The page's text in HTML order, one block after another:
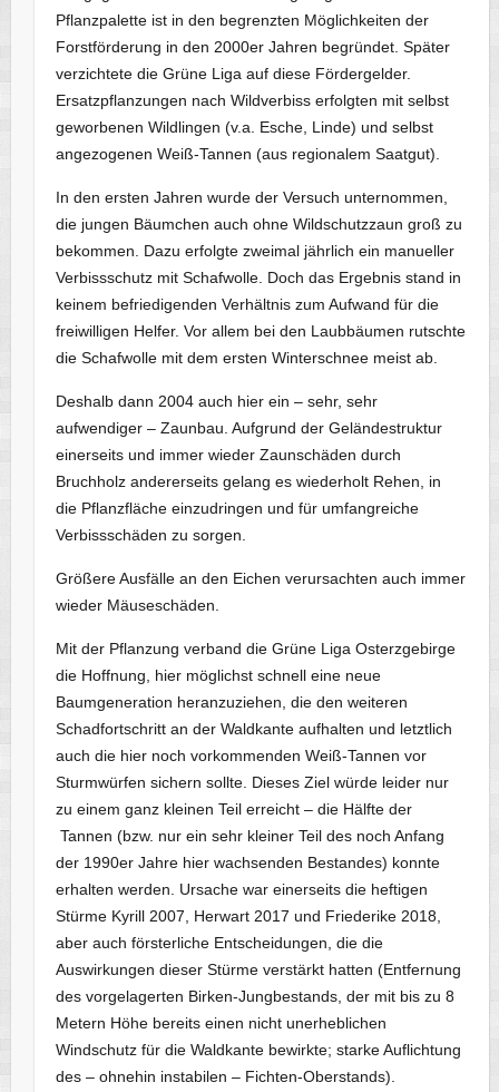
Pflanzpalette ist in den begrenzten Möglichkeiten der
Forstförderung in den 2000er Jahren begründet. Später
verzichtete die Grüne Liga auf diese Fördergelder.
Ersatzpflanzungen nach Wildverbiss erfolgten mit selbst
geworbenen Wildlingen (v.a. Esche, Linde) und selbst
angezogenen Weiß-Tannen (aus regionalem Saatgut).
In den ersten Jahren wurde der Versuch unternommen,
die jungen Bäumchen auch ohne Wildschutzzaun groß zu
bekommen. Dazu erfolgte zweimal jährlich ein manueller
Verbissschutz mit Schafwolle. Doch das Ergebnis stand in
keinem befriedigenden Verhältnis zum Aufwand für die
freiwilligen Helfer. Vor allem bei den Laubbäumen rutschte
die Schafwolle mit dem ersten Winterschnee meist ab.
Deshalb dann 2004 auch hier ein – sehr, sehr
aufwendiger – Zaunbau. Aufgrund der Geländestruktur
einerseits und immer wieder Zaunschäden durch
Bruchholz andererseits gelang es wiederholt Rehen, in
die Pflanzfläche einzudringen und für umfangreiche
Verbissschäden zu sorgen.
Größere Ausfälle an den Eichen verursachten auch immer
wieder Mäuseschäden.
Mit der Pflanzung verband die Grüne Liga Osterzgebirge
die Hoffnung, hier möglichst schnell eine neue
Baumgeneration heranzuziehen, die den weiteren
Schadfortschritt an der Waldkante aufhalten und letztlich
auch die hier noch vorkommenden Weiß-Tannen vor
Sturmwürfen sichern sollte. Dieses Ziel würde leider nur
zu einem ganz kleinen Teil erreicht – die Hälfte der
Tannen (bzw. nur ein sehr kleiner Teil des noch Anfang
der 1990er Jahre hier wachsenden Bestandes) konnte
erhalten werden. Ursache war einerseits die heftigen
Stürme Kyrill 2007, Herwart 2017 und Friederike 2018,
aber auch försterliche Entscheidungen, die die
Auswirkungen dieser Stürme verstärkt hatten (Entfernung
des vorgelagerten Birken-Jungbestands, der mit bis zu 8
Metern Höhe bereits einen nicht unerheblichen
Windschutz für die Waldkante bewirkte; starke Auflichtung
des – ohnehin instabilen – Fichten-Oberstands).